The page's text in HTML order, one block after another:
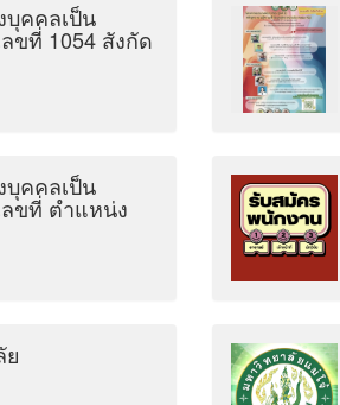
บุคคลเป็น
ขที่ 1054 สังกัด
บุคคลเป็น
ขที่ ตำแหน่ง